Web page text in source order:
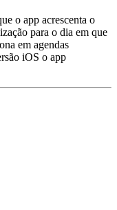
o app acrescenta o
para o dia em que
em agendas
iOS o app